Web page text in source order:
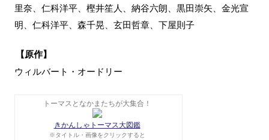
里奈、仁科洋平、樫井笙人、納谷六朗、黒田崇矢、金光宣
明、仁科洋平、森千晃、玄田哲章、下屋則子
【原作】
ウィルバート・オードリー
トーマスとなかまたちが大集合！
きかんしゃトーマス大図鑑
※タイトル・画像をクリックすると